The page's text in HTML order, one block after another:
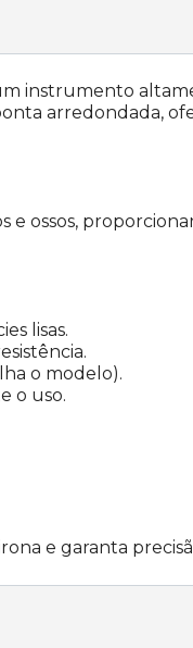
instrumento
arredondada,
e ossos,
lisas.
o modelo).
o uso.
e garanta